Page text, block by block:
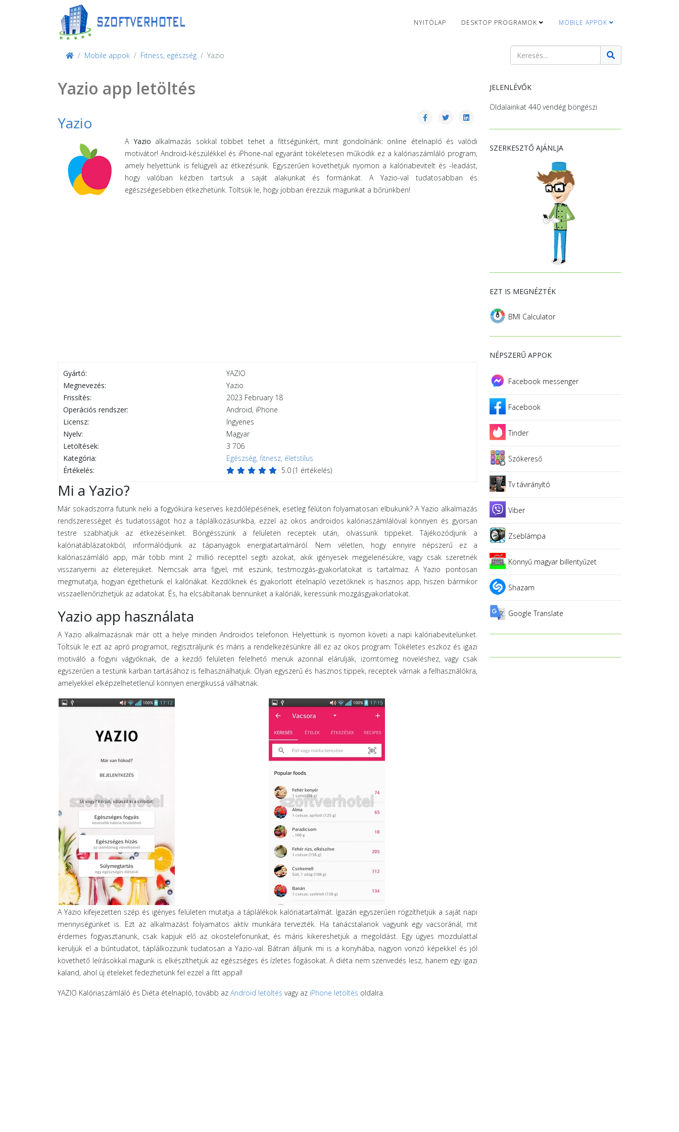
NYITÓLAP DESKTOP PROGRAMOK MOBILE APPOK
Mobile appok Fitness, egészség Yazio
Keresés
Yazio app letöltés
Yazio
A Yazio alkalmazás sokkal többet tehet a fittségünkért, mint gondolnánk: online ételnapló és valódi
motivátor! Android-készülékkel és iPhone-nal egyaránt tökéletesen működik ez a kalóriaszámláló program,
amely helyettünk is felügyeli az étkezésünk. Egyszerűen követhetjük nyomon a kalóriabevitelt és -leadást,
hogy valóban kézben tartsuk a saját alakunkat és formánkat. A Yazio-val tudatosabban és
egészségesebben étkezhetünk. Töltsük le, hogy jobban érezzük magunkat a bőrünkben!
Gyártó:
YAZIO
Megnevezés:
Yazio
Frissítés:
2023 February 18
Operációs rendszer:
Android, iPhone
Licensz:
Ingyenes
Nyelv:
Magyar
Letöltések:
3 706
Kategória:
Egészség, fitnesz, életstílus
Értékelés:
5.0 (1 értékelés)
Mi a Yazio?
Már sokadszorra futunk neki a fogyókúra keserves kezdőlépésének, esetleg félúton folyamatosan elbukunk? A Yazio alkalmazás
rendszerességet és tudatosságot hoz a táplálkozásunkba, ezzel az okos androidos kalóriaszámlálóval könnyen és gyorsan
testre szabhatjuk az étkezéseinket. Böngésszünk a felületen receptek után, olvassunk tippeket. Tájékozódjunk a
kalóriatáblázatokból, informálódjunk az tápanyagok energiatartalmáról. Nem véletlen, hogy ennyire népszerű ez a
kalóriaszámláló app, már több mint 2 millió recepttel segíti azokat, akik igényesek megjelenésükre, vagy csak szeretnék
visszanyerni az életerejüket. Nemcsak arra figyel, mit eszünk, testmozgás-gyakorlatokat is tartalmaz. A Yazio pontosan
megmutatja, hogyan égethetünk el kalóriákat. Kezdőknek és gyakorlott ételnapló vezetőknek is hasznos app, hiszen bármikor
visszaellenőrizhetjük az adatokat. És, ha elcsábítanak bennünket a kalóriák, keressünk mozgásgyakorlatokat.
Yazio app használata
A Yazio alkalmazásnak már ott a helye minden Androidos telefonon. Helyettünk is nyomon követi a napi kalóriabevitelünket.
Töltsük le ezt az apró programot, regisztráljunk és máris a rendelkezésünkre áll ez az okos program. Tökéletes eszköz és igazi
motiváló a fogyni vágyóknak, de a kezdő felületen felelhető menük azonnal elárulják, izomtömeg növeléshez, vagy csak
egyszerűen a testünk karban tartásához is felhasználhatjuk. Olyan egyszerű és hasznos tippek, receptek várnak a felhasználókra,
amelyekkel elképzelhetetlenül könnyen energikussá válhatnak.
A Yazio kifejezetten szép és igényes felületen mutatja a táplálékok kalóriatartalmát. Igazán egyszerűen rögzíthetjük a saját napi
mennyiségünket is. Ezt az alkalmazást folyamatos aktív munkára tervezték. Ha tanácstalanok vagyunk egy vacsoránál, mit
érdemes fogyasztanunk, csak kapjuk elő az okostelefonunkat, és máris kikereshetjük a megoldást. Egy ügyes mozdulattal
kerüljük el a bűntudatot, táplálkozzunk tudatosan a Yazio-val. Bátran álljunk mi is a konyhába, nagyon vonzó képekkel és jól
követhető leírásokkal magunk is elkészíthetjük az egészséges és ízletes fogásokat. A diéta nem szenvedés lesz, hanem egy igazi
kaland, ahol új ételeket fedezhetünk fel ezzel a fitt appal!
YAZIO Kalóriaszámláló és Diéta ételnapló, tovább az Android letöltés vagy az iPhone letöltés oldalra.
JELENLÉVŐK
Oldalainkat 440 vendég böngészi
SZERKESZTŐ AJÁNLJA
EZT IS MEGNÉZTÉK
BMI Calculator
NÉPSZERŰ APPOK
Facebook messenger
Facebook
Tinder
Szókereső
Tv távirányító
Viber
Zseblámpa
Könnyű magyar billentyűzet
Shazam
Google Translate